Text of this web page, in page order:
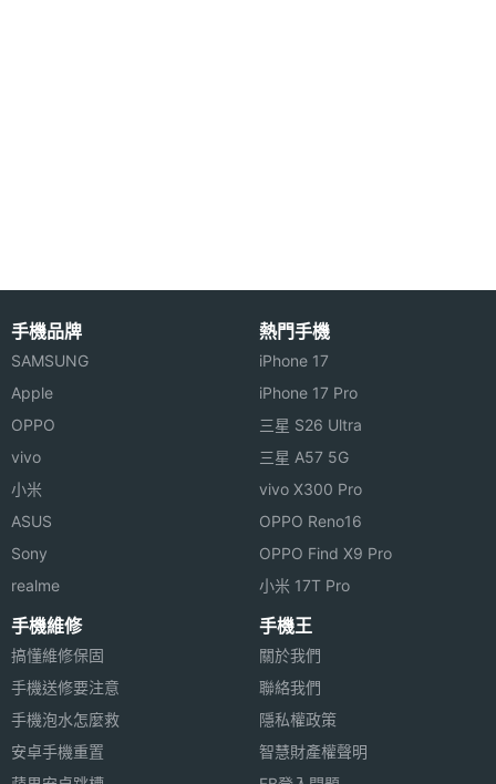
◎ 4.7 吋 1080P 明亮式，高對比度螢幕、1,920 x
1,080pixels 螢幕解析度
◎ 採用 Android 4.4 KitKat 作業系統
◎ 內建 Qualcomm Snapdragon 801, 2.3GHz 四核
處理器
◎ 後置式自動對焦 1,300 萬畫素相機和雙 LED 閃光
燈、210 萬畫素 Skype 兼容前置鏡頭
◎ 支援 A-GPS + 指南針 / 陀螺儀和加速器 / Qi 兼容
◎ 支援 CSR Aptx 高品質音訊編碼技術 / NFC 支援包
括嵌入式和 SIM 卡配置的安全組件
◎ 支援 4G LTE / Wi-Fi 802.11 a,b,g,n,ac inc 無線網
路與熱點 / USB On-The-Go 技術
◎ 內建 64GB ROM 儲存空間
解析度
主相機
畫素
主相機
感光元
件
手機品牌
SAMSUNG
Apple
OPPO
vivo
小米
ASUS
Sony
realme
熱門手機
iPhone 17
iPhone 17 Pro
三星 S26 Ultra
三星 A57 5G
vivo X300 Pro
OPPO Reno16
OPPO Find X9 Pro
小米 17T Pro
手機維修
搞懂維修保固
手機送修要注意
手機泡水怎麼救
安卓手機重置
手機王
關於我們
聯絡我們
隱私權政策
智慧財產權聲明